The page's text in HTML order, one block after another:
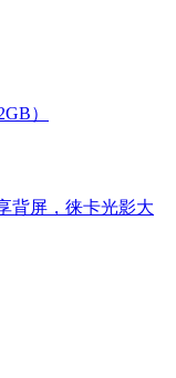
背屏，徕卡光影大